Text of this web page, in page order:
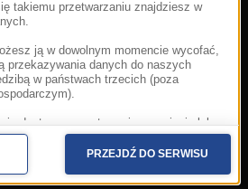
z portalu oznacza akceptację
.Aplikacje.© 2026 Radio Muzyka
Grupa RMF sp. z o.o. sp. k.
takiemu przetwarzaniu znajdziesz w
ją w dowolnym momencie wycofać,
przekazywania danych do naszych
w państwach trzecich (poza
dostępu, sprostowania, usunięcia lub
danych, a także złożenia skargi do
Osobowych. W polityce prywatności
swoje prawa. Szczegółowe
Twoich danych znajdują się w
PRZEJDŹ DO SERWISU